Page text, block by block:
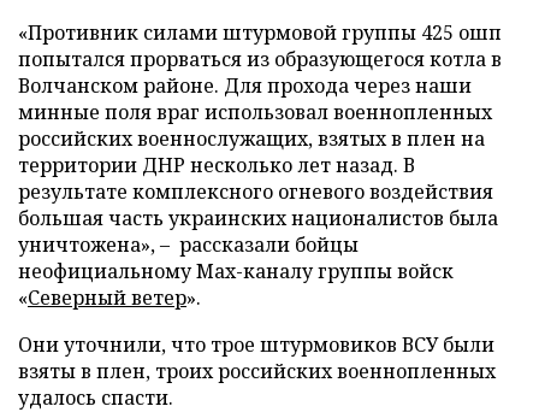
«Противник силами штурмовой группы 425 ошп
попытался прорваться из образующегося котла в
Волчанском районе. Для прохода через наши
минные поля враг использовал военнопленных
российских военнослужащих, взятых в плен на
территории ДНР несколько лет назад. В
результате комплексного огневого воздействия
большая часть украинских националистов была
уничтожена», – рассказали бойцы
неофициальному Max-каналу группы войск
«Северный ветер».
Они уточнили, что трое штурмовиков ВСУ были
взяты в плен, троих российских военнопленных
удалось спасти.